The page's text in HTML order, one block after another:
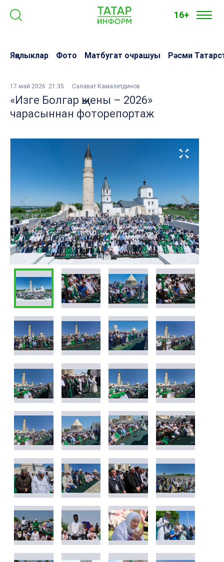
16+
Яңалыклар Фото Матбугат очрашуы Рәсми
17 май 2026 21:35 Салават Камалетдинов
«Изге Болгар җыены – 2026»
чарасыннан фоторепортаж